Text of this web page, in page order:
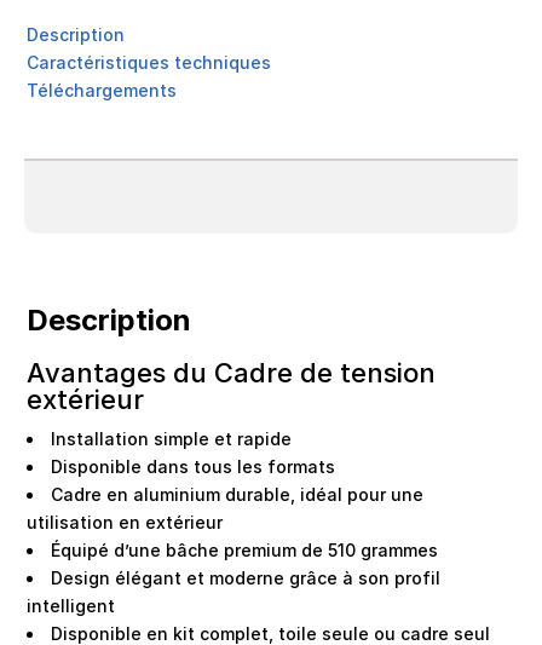
Description
Caractéristiques techniques
Téléchargements
Description
Avantages du Cadre de tension
extérieur
Installation simple et rapide
Disponible dans tous les formats
Cadre en aluminium durable, idéal pour une
utilisation en extérieur
Équipé d’une bâche premium de 510 grammes
Design élégant et moderne grâce à son profil
intelligent
Disponible en kit complet, toile seule ou cadre seul